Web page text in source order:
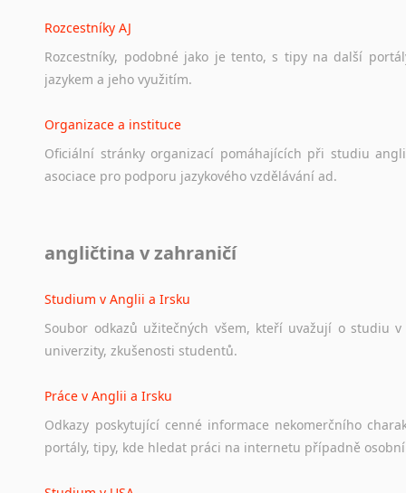
Rozcestníky AJ
Rozcestníky, podobné jako je tento, s tipy na další
jazykem a jeho využitím.
Organizace a instituce
Oficiální stránky organizací pomáhajících při studiu
asociace pro podporu jazykového vzdělávání ad.
Ať už se jedná o česká diskusní
angličtina v zahraničí
Studium v Anglii a Irsku
Soubor odkazů užitečných všem, kteří uvažují o studiu v
univerzity, zkušenosti studentů.
Práce v Anglii a Irsku
Odkazy poskytující cenné informace nekomerčního
portály, tipy, kde hledat práci na internetu případně osobní